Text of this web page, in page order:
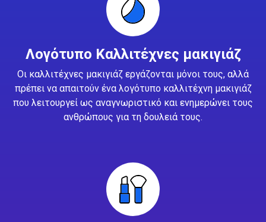
Λογότυπο Καλλιτέχνες μακιγιάζ
Οι καλλιτέχνες μακιγιάζ εργάζονται μόνοι τους, αλλά
πρέπει να απαιτούν ένα λογότυπο καλλιτέχνη μακιγιάζ
που λειτουργεί ως αναγνωριστικό και ενημερώνει τους
ανθρώπους για τη δουλειά τους.